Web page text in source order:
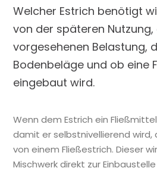
Welcher Estrich benötigt
von der späteren Nutzung,
vorgesehenen Belastung,
Bodenbeläge und ob eine
eingebaut wird.
Wenn dem Estrich ein
damit er selbstnivellierend wird,
von einem Fließestrich. Dieser
Mischwerk direkt zur